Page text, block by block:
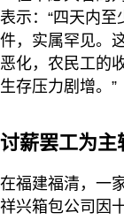
表示：“四天内
件，实属罕见。
恶化，农民工的
生存压力剧增。”
讨薪罢工为
在福建福清，一
祥兴箱包公司因